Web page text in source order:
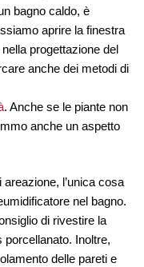
bagno caldo, è
aprire la finestra
progettazione del
anche dei metodi di
. Anche se le piante non
anche un aspetto
l’unica cosa
nel bagno.
di rivestire la
Inoltre,
delle pareti e